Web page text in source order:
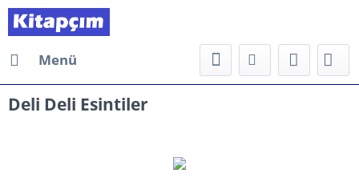
Menü
Deli Deli Esintiler